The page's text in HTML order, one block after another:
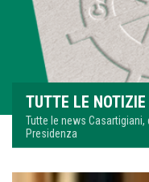
TUTTE LE NOTIZIE
Tutte le news
Presidenza